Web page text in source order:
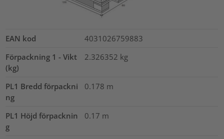
EAN kod
4031026759883
Förpackning 1 - Vikt
(kg)
2.326352 kg
PL1 Bredd förpackni
ng
0.178 m
PL1 Höjd förpacknin
g
0.17 m